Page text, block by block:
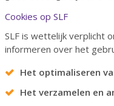
Cookies op SLF
SLF is wettelijk verplicht
informeren over het
Het optimaliseren
Het verzamelen en